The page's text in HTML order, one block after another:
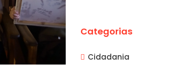
Categorias
Cidadania